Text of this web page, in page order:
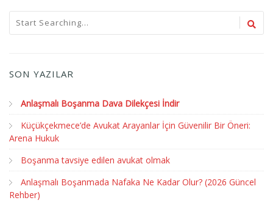
SON YAZILAR
Anlaşmalı Boşanma Dava Dilekçesi İndir
Küçükçekmece’de Avukat Arayanlar İçin Güvenilir Bir Öneri:
Arena Hukuk
Boşanma tavsiye edilen avukat olmak
Anlaşmalı Boşanmada Nafaka Ne Kadar Olur? (2026 Güncel
Rehber)